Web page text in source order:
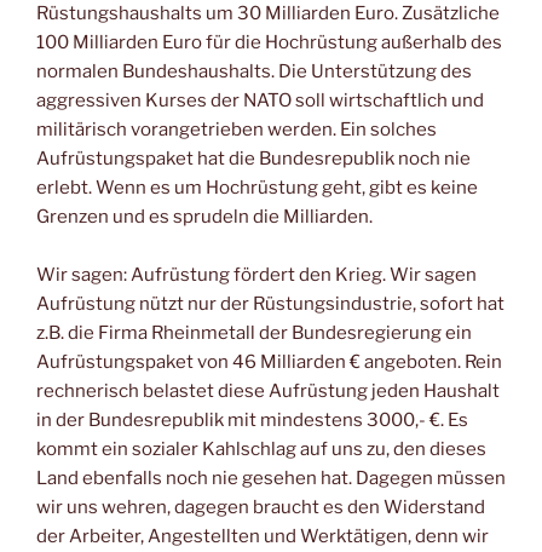
Rüstungshaushalts um 30 Milliarden Euro. Zusätzliche
100 Milliarden Euro für die Hochrüstung außerhalb des
normalen Bundeshaushalts. Die Unterstützung des
aggressiven Kurses der NATO soll wirtschaftlich und
militärisch vorangetrieben werden. Ein solches
Aufrüstungspaket hat die Bundesrepublik noch nie
erlebt. Wenn es um Hochrüstung geht, gibt es keine
Grenzen und es sprudeln die Milliarden.
Wir sagen: Aufrüstung fördert den Krieg. Wir sagen
Aufrüstung nützt nur der Rüstungsindustrie, sofort hat
z.B. die Firma Rheinmetall der Bundesregierung ein
Aufrüstungspaket von 46 Milliarden € angeboten. Rein
rechnerisch belastet diese Aufrüstung jeden Haushalt
in der Bundesrepublik mit mindestens 3000,- €. Es
kommt ein sozialer Kahlschlag auf uns zu, den dieses
Land ebenfalls noch nie gesehen hat. Dagegen müssen
wir uns wehren, dagegen braucht es den Widerstand
der Arbeiter, Angestellten und Werktätigen, denn wir